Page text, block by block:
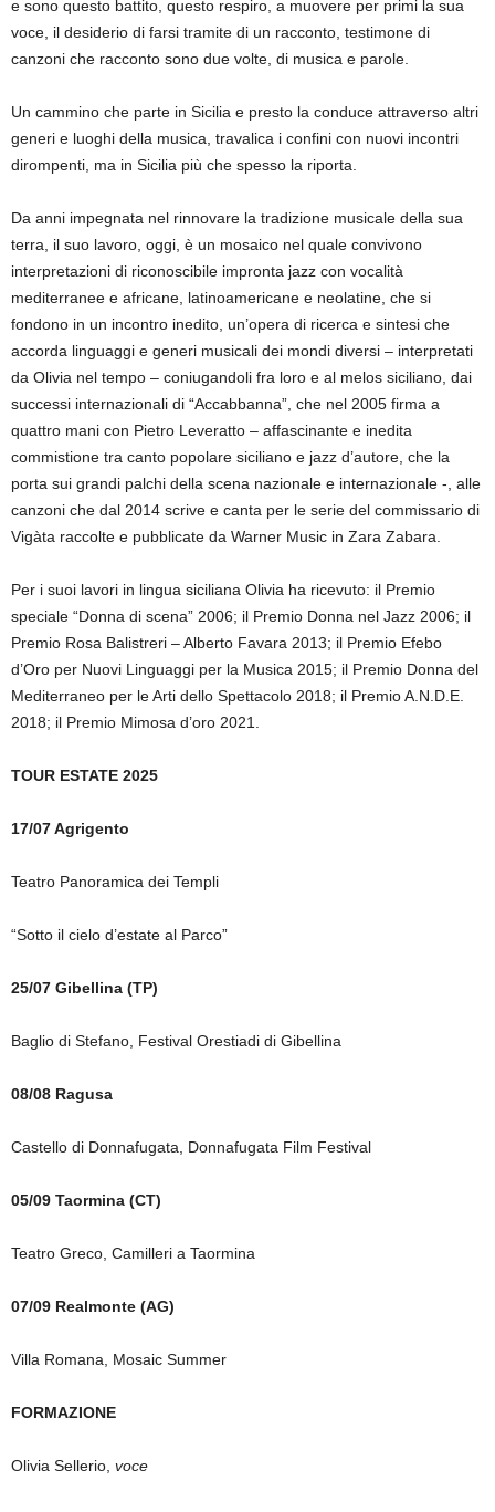
e sono questo battito, questo respiro, a muovere per primi la sua
voce, il desiderio di farsi tramite di un racconto, testimone di
canzoni che racconto sono due volte, di musica e parole.
Un cammino che parte in Sicilia e presto la conduce attraverso altri
generi e luoghi della musica, travalica i confini con nuovi incontri
dirompenti, ma in Sicilia più che spesso la riporta.
Da anni impegnata nel rinnovare la tradizione musicale della sua
terra, il suo lavoro, oggi, è un mosaico nel quale convivono
interpretazioni di riconoscibile impronta jazz con vocalità
mediterranee e africane, latinoamericane e neolatine, che si
fondono in un incontro inedito, un’opera di ricerca e sintesi che
accorda linguaggi e generi musicali dei mondi diversi – interpretati
da Olivia nel tempo – coniugandoli fra loro e al melos siciliano, dai
successi internazionali di “Accabbanna”, che nel 2005 firma a
quattro mani con Pietro Leveratto – affascinante e inedita
commistione tra canto popolare siciliano e jazz d’autore, che la
porta sui grandi palchi della scena nazionale e internazionale -, alle
canzoni che dal 2014 scrive e canta per le serie del commissario di
Vigàta raccolte e pubblicate da Warner Music in Zara Zabara.
Per i suoi lavori in lingua siciliana Olivia ha ricevuto: il Premio
speciale “Donna di scena” 2006; il Premio Donna nel Jazz 2006; il
Premio Rosa Balistreri – Alberto Favara 2013; il Premio Efebo
d’Oro per Nuovi Linguaggi per la Musica 2015; il Premio Donna del
Mediterraneo per le Arti dello Spettacolo 2018; il Premio A.N.D.E.
2018; il Premio Mimosa d’oro 2021.
TOUR ESTATE 2025
17/07 Agrigento
Teatro Panoramica dei Templi
“Sotto il cielo d’estate al Parco”
25/07 Gibellina (TP)
Baglio di Stefano, Festival Orestiadi di Gibellina
08/08 Ragusa
Castello di Donnafugata, Donnafugata Film Festival
05/09 Taormina (CT)
Teatro Greco, Camilleri a Taormina
07/09 Realmonte (AG)
Villa Romana, Mosaic Summer
FORMAZIONE
Olivia Sellerio, voce